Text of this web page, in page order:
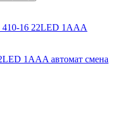
1AAA автомат смена